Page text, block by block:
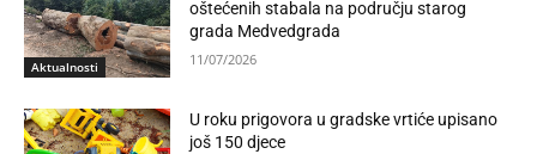
Aktualnosti
oštećenih stabala na području starog
grada Medvedgrada
11/07/2026
U roku prigovora u gradske vrtiće upisano
još 150 djece